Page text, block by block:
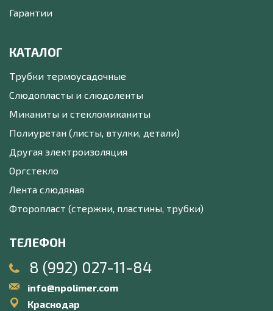
Гарантии
КАТАЛОГ
Трубки термоусадочные
Слюдопласты и слюдоленты
Миканиты и стекломиканиты
Полиуретан (листы, втулки, детали)
Другая электроизоляция
Оргстекло
Лента слюдяная
Фторопласт (стержни, пластины, трубки)
ТЕЛЕФОН
8 (992) 027-11-84
info@npolimer.com
Краснодар